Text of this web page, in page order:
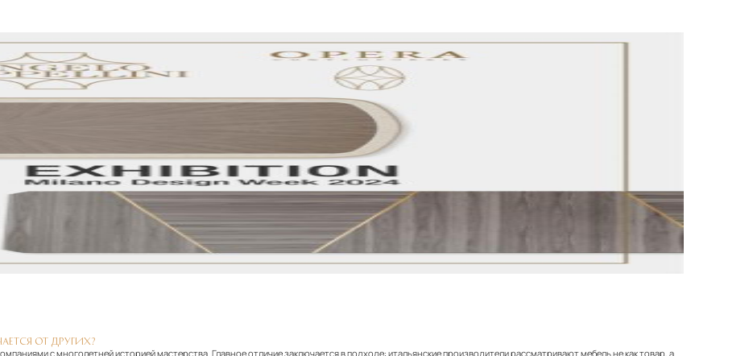
ОТ ДРУГИХ?
с многолетней историей мастерства. Главное отличие заключается в подходе: итальянские производители рассматривают мебель не как товар, а